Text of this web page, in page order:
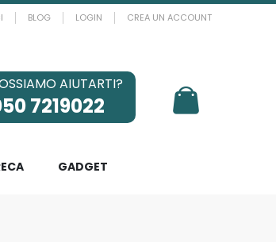
BLOG LOGIN CREA UN ACCOUNT
AIUTARTI?
7219022
GADGET